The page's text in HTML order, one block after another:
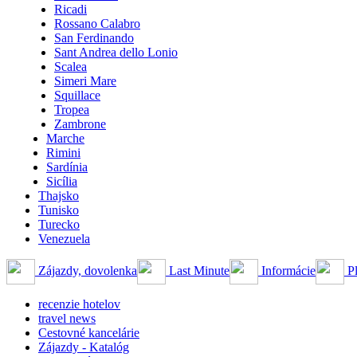
Ricadi
Rossano Calabro
San Ferdinando
Sant Andrea dello Lonio
Scalea
Simeri Mare
Squillace
Tropea
Zambrone
Marche
Rimini
Sardínia
Sicília
Thajsko
Tunisko
Turecko
Venezuela
Zájazdy, dovolenka Last Minute Informácie
recenzie hotelov
travel news
Cestovné kancelárie
Zájazdy - Katalóg